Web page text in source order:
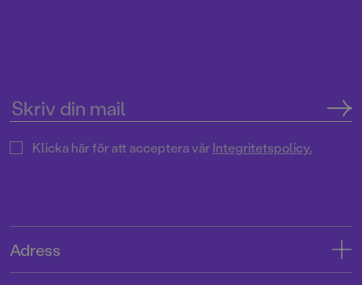
Klicka här för att acceptera vårIntegritetspolicy.
Adress